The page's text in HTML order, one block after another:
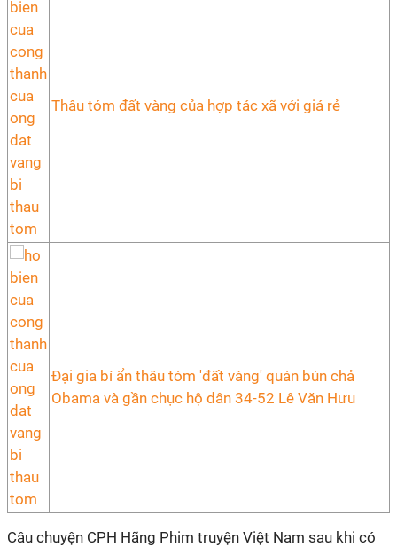
Thâu tóm đất vàng của hợp tác xã với giá rẻ
Đại gia bí ẩn thâu tóm 'đất vàng' quán bún chả
Obama và gần chục hộ dân 34-52 Lê Văn Hưu
Câu chuyện CPH Hãng Phim truyện Việt Nam sau khi có